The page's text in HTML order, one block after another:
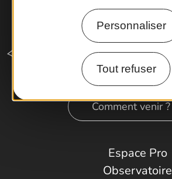
Personnaliser
Tout refuser
Comment venir ?
Espace Pro
Observatoire